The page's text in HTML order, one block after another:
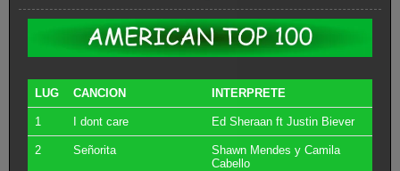
LUG CANCION INTERPRETE
1 I dont care Ed Sheraan ft Justin Biever
2 Señorita
Shawn Mendes y Camila
Cabello